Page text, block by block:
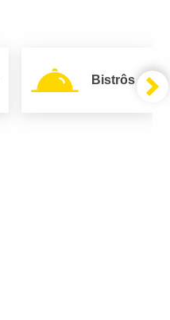
Bistrôs